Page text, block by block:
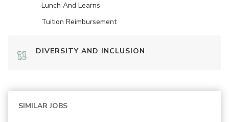
Lunch And Learns
Tuition Reimbursement
DIVERSITY AND INCLUSION
SIMILAR JOBS